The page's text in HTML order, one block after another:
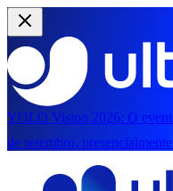
YOLO Vision 2026: O
de setembro,